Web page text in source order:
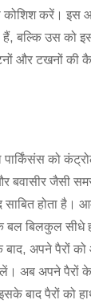
कोशिश करें।
बल्कि उस को
और टखनों की
को
जैसी
साबित होता है।
बल बिलकुल सीधे
अपने पैरों
अब अपने पैरों के
बाद पैरों को